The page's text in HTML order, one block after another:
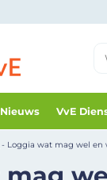
VvE
- Loggia wat mag wel en